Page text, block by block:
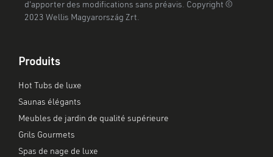
d'apporter des modifications sans préavis. Copyright ©
2023 Wellis Magyarország Zrt.
Produits
Hot Tubs de luxe
Saunas élégants
Meubles de jardin de qualité supérieure
Grils Gourmets
Spas de nage de luxe